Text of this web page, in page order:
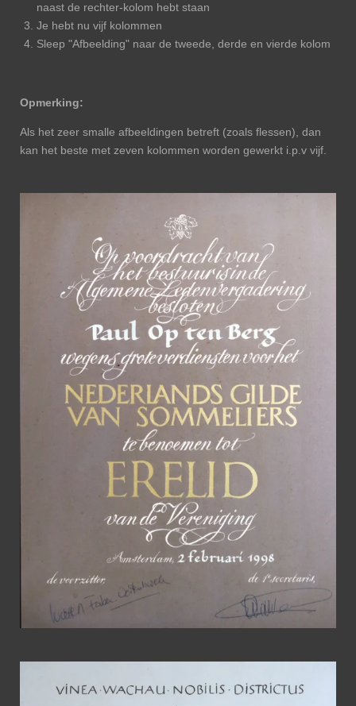
naast de rechter-kolom hebt staan
Je hebt nu vijf kolommen
Sleep "Afbeelding" naar de tweede, derde en vierde kolom
Opmerking:
Als het zeer smalle afbeeldingen betreft (zoals flessen), dan
kan het beste met zeven kolommen worden gewerkt i.p.v vijf.